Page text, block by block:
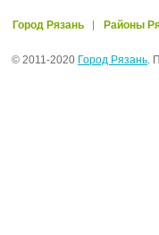
Город Рязань Районы
© 2011-2020 Город Рязань.